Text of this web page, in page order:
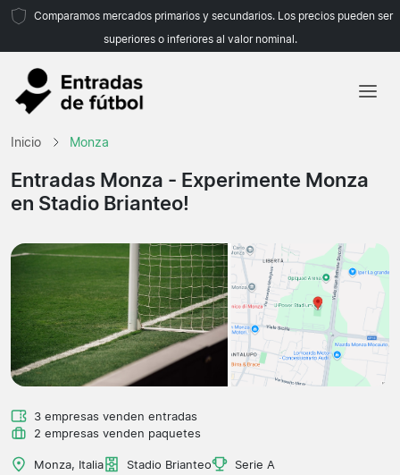
Comparamos mercados primarios y secundarios. Los precios pueden ser
superiores o inferiores al valor nominal.
Equipos
Ligas
Inicio Monza
Entradas Monza - Experimente Monza
en Stadio Brianteo!
3 empresas venden entradas
2 empresas venden paquetes
Monza, Italia Stadio Brianteo Serie A